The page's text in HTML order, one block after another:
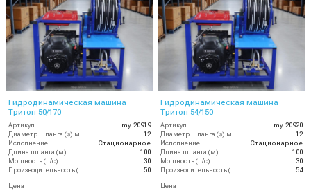
Гидродинамическая машина
Тритон 50/170
Артикул
my.20919
Диаметр шланга (⌀) мм:
12
Исполнение
Стационарное
Длина шланга (м)
100
Мощность (л/с)
30
Производительность (л/мин)
50
Цена
Гидродинамическая машина
Тритон 54/150
Артикул
my.20920
Диаметр шланга (⌀) мм:
12
Исполнение
Стационарное
Длина шланга (м)
100
Мощность (л/с)
30
Производительность (л/мин)
54
Цена